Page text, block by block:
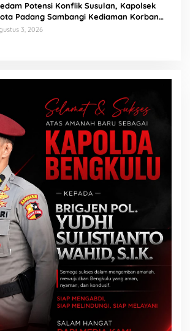
Potensi Konflik Susulan, Kapolsek
Padang Sambangi Kediaman Korban
di Lubuk Mumpo
3, 2026